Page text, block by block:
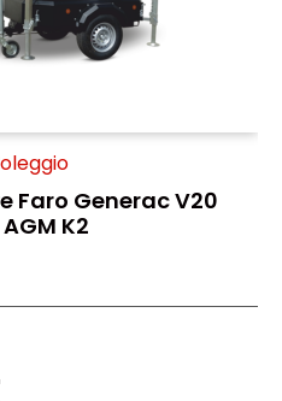
Faro Generac V20
AGM K2